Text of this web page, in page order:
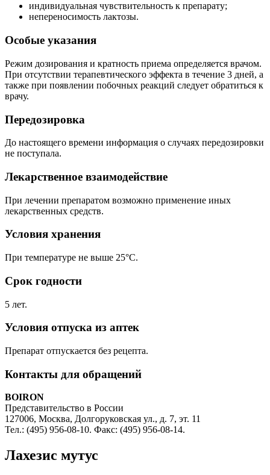
индивидуальная чувствительность к препарату;
непереносимость лактозы.
Особые указания
Режим дозирования и кратность приема определяется врачом.
При отсутствии терапевтического эффекта в течение 3 дней, а
также при появлении побочных реакций следует обратиться к
врачу.
Передозировка
До настоящего времени информация о случаях передозировки
не поступала.
Лекарственное взаимодействие
При лечении препаратом возможно применение иных
лекарственных средств.
Условия хранения
При температуре не выше 25°C.
Срок годности
5 лет.
Условия отпуска из аптек
Препарат отпускается без рецепта.
Контакты для обращений
BOIRON
Представительство в России
127006, Москва, Долгоруковская ул., д. 7, эт. 11
Тел.: (495) 956-08-10. Факс: (495) 956-08-14.
Лахезис мутус